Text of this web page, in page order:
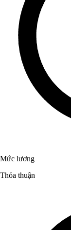
Mức lương
Thỏa thuận